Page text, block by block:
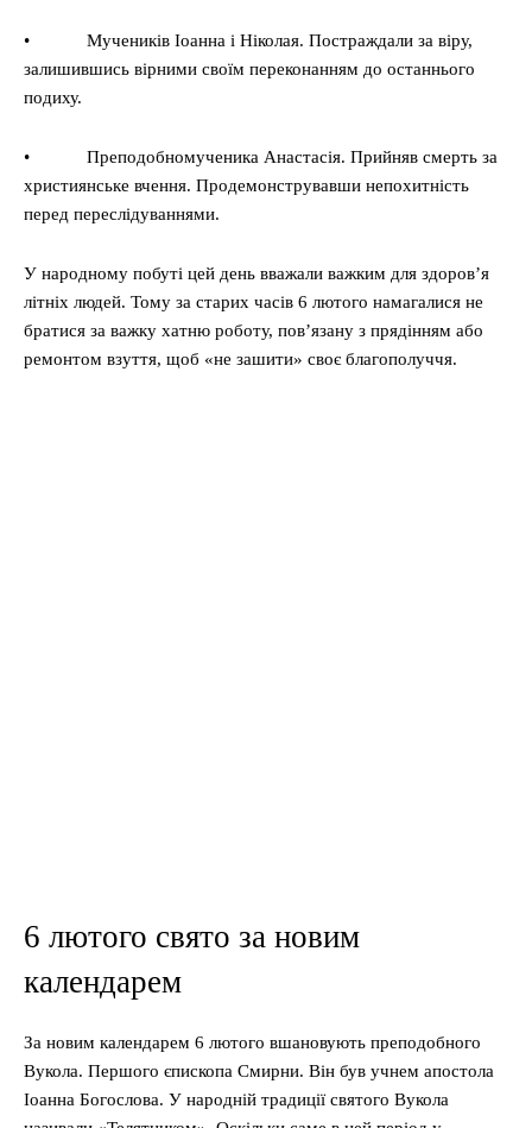
• Мучеників Іоанна і Ніколая. Постраждали за віру,
залишившись вірними своїм переконанням до останнього
подиху.
• Преподобномученика Анастасія. Прийняв смерть за
християнське вчення. Продемонструвавши непохитність
перед переслідуваннями.
У народному побуті цей день вважали важким для здоров’я
літніх людей. Тому за старих часів 6 лютого намагалися не
братися за важку хатню роботу, пов’язану з прядінням або
ремонтом взуття, щоб «не зашити» своє благополуччя.
6 лютого свято за новим
календарем
За новим календарем 6 лютого вшановують преподобного
Вукола. Першого єпископа Смирни. Він був учнем апостола
Іоанна Богослова. У народній традиції святого Вукола